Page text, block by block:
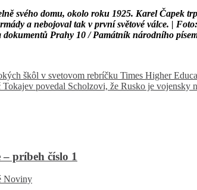
svého domu, okolo roku 1925. Karel Čapek
a nebojoval tak v první světové válce. |
Prahy 10 / Památník národního
škôl v svetovom rebríčku Times Higher
povedal Scholzovi, že Rusko je vojensky
príbeh číslo 1
Noviny